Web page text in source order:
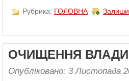
Рубрика: ГОЛОВНА
ОЧИЩЕННЯ ВЛАДИ
Опубліковано: 3 Листопада